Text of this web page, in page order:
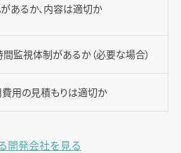
あるか、内容は適切か
監視体制があるか（必要な場合）
用の見積もりは適切か
開発会社を見る